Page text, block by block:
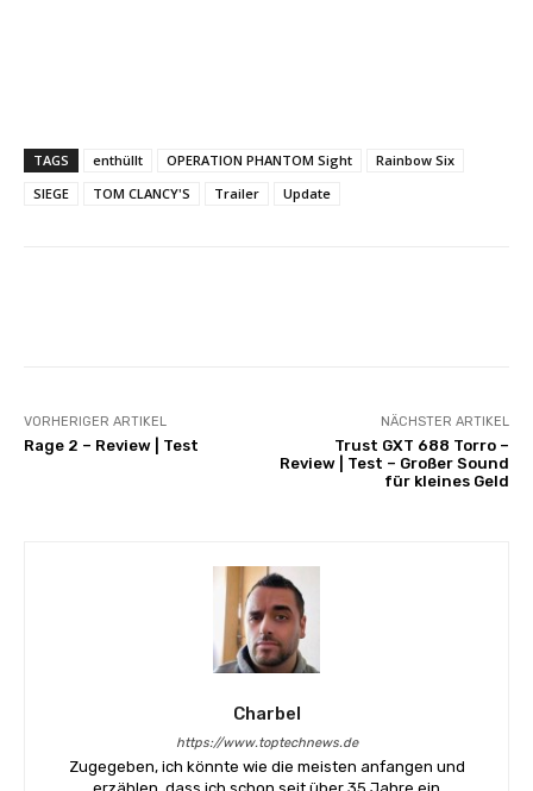
TAGS enthüllt OPERATION PHANTOM Sight
Rainbow Six
SIEGE
TOM CLANCY'S Trailer Update
VORHERIGER ARTIKEL
Rage 2 – Review | Test
NÄCHSTER ARTIKEL
Trust GXT 688 Torro –
Review | Test – Großer Sound
für kleines Geld
Charbel
https://www.toptechnews.de
Zugegeben, ich könnte wie die meisten anfangen und